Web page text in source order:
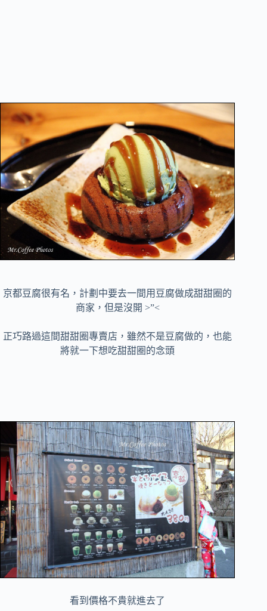
京都豆腐很有名，計劃中要去一間用豆腐做成甜甜圈的
商家，但是沒開 >”<
正巧路過這間甜甜圈專賣店，雖然不是豆腐做的，也能
將就一下想吃甜甜圈的念頭
看到價格不貴就進去了